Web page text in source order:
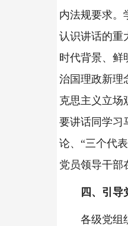
内法规要求。
认识讲话的重
时代背景、鲜
治国理政新理
克思主义立场
要讲话同学习
论、“三个代
党员领导干部
四、引导
各级党组